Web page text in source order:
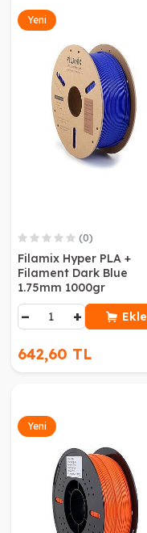
Yeni
(0)
Filamix Hyper PLA +
Filament Dark Blue
1.75mm 1000gr
− + Ekle
642,60 TL
Yeni